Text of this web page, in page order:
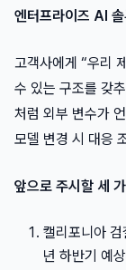
엔터프라이즈 AI
고객사에게 “우리
수 있는 구조를 갖
처럼 외부 변수가
모델 변경 시 대응
앞으로 주시할 세
캘리포니아
년 하반기 예